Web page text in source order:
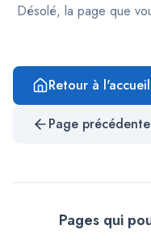
Désolé, la page que
Retour à l'accueil
Page précédente
Pages qui